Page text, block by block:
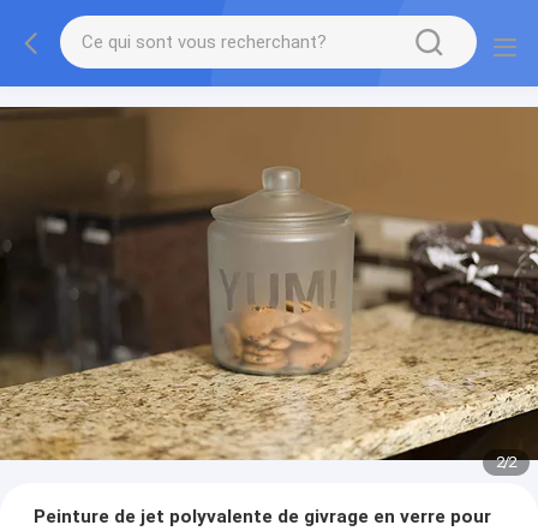
2/2
Peinture de jet polyvalente de givrage en verre pour